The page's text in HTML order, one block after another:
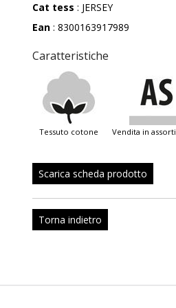
Cat tess : JERSEY
Ean : 8300163917989
Caratteristiche
tessuto cotone vendita in
Scarica scheda prodotto
Torna indietro